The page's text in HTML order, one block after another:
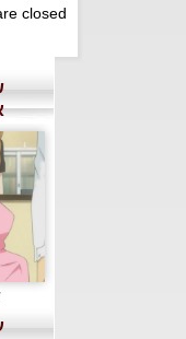
closed.